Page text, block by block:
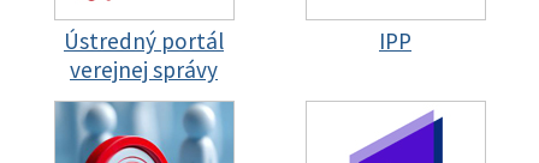
Ústredný portál
verejnej správy
IPP